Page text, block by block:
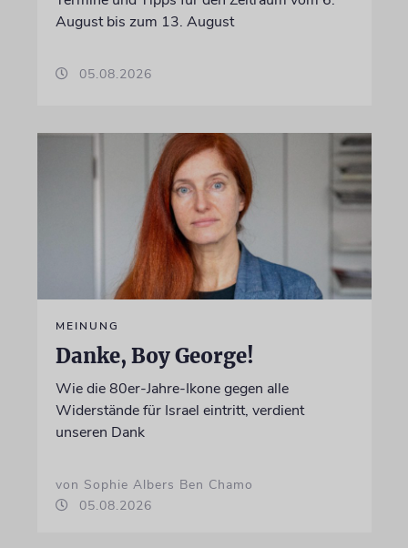
August bis zum 13. August
05.08.2026
MEINUNG
Danke, Boy George!
Wie die 80er-Jahre-Ikone gegen alle
Widerstände für Israel eintritt, verdient
unseren Dank
von Sophie Albers Ben Chamo
05.08.2026